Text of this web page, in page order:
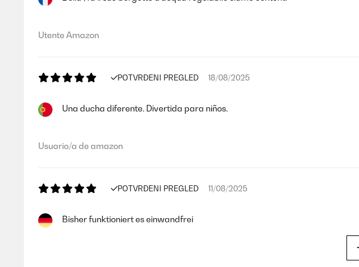
Utente Amazon
POTVRĐENI PREGLED 18/08/2025
Una ducha diferente. Divertida para niños.
Usuario/a de amazon
POTVRĐENI PREGLED 11/08/2025
Bisher funktioniert es einwandfrei